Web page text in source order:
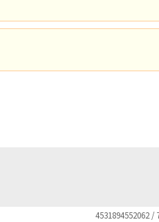
4531894552062 /